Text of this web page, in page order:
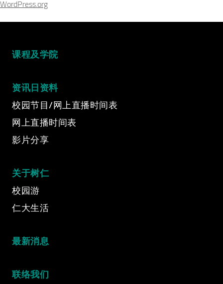
WordPress.org
Video Title
Video category
课程及学院
资讯日资料
校园节目/网上直播时间表
网上直播时间表
影片分享
关于树仁
校园游
仁大生活
最新消息
联络我们